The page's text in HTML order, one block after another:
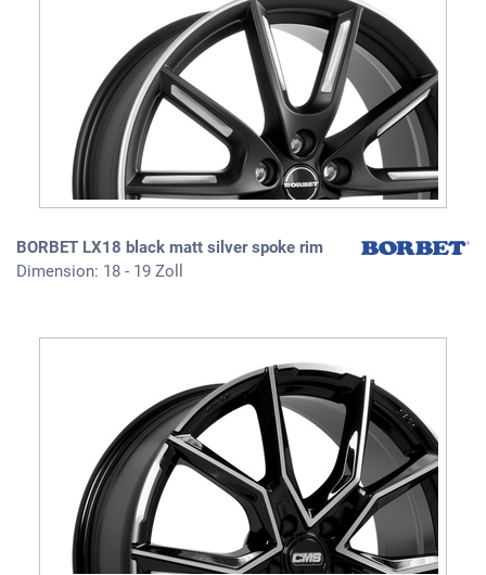
BORBET LX18 black matt silver spoke rim
Dimension: 18 - 19 Zoll